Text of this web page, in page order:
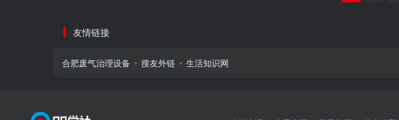
友情链接
合肥废气治理设备 搜友外链 生活知识网